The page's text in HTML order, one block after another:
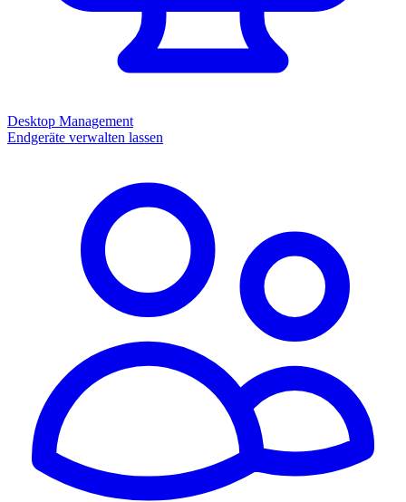
Desktop Management
Endgeräte verwalten lassen